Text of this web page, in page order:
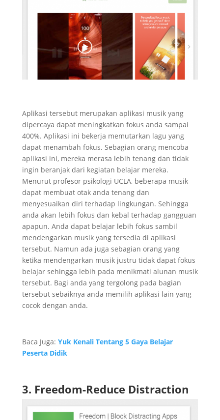
Aplikasi tersebut merupakan aplikasi musik yang
dipercaya dapat meningkatkan fokus anda sampai
400%. Aplikasi ini bekerja memutarkan lagu yang
dapat menambah fokus. Sebagian orang mencoba
aplikasi ini, mereka merasa lebih tenang dan tidak
ingin beranjak dari kegiatan belajar mereka.
Menurut profesor psikologi UCLA, beberapa musik
dapat membuat otak anda tenang dan
menyesuaikan diri terhadap lingkungan. Sehingga
anda akan lebih fokus dan kebal terhadap gangguan
apapun. Anda dapat belajar lebih fokus sambil
mendengarkan musik yang tersedia di aplikasi
tersebut. Namun ada juga sebagian orang yang
ketika mendengarkan musik justru tidak dapat fokus
belajar sehingga lebih pada menikmati alunan musik
tersebut. Bagi anda yang tergolong pada bagian
tersebut sebaiknya anda memilih aplikasi lain yang
cocok dengan anda.
Baca Juga: Yuk Kenali Tentang 5 Gaya Belajar
Peserta Didik
3. Freedom-Reduce Distraction